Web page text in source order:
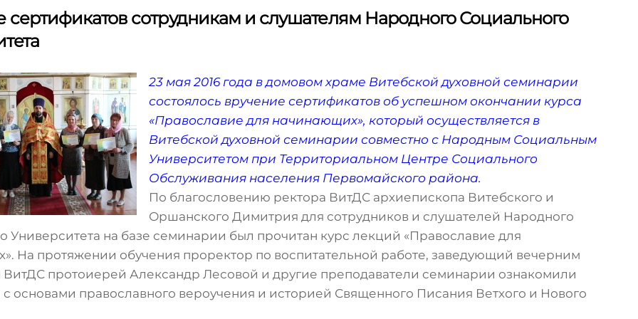
сертификатов сотрудникам и слушателям Народного Социального
23 мая 2016 года в домовом храме Витебской духовной семинарии
состоялось вручение сертификатов об успешном окончании курса
«Православие для начинающих», который осуществляется в
Витебской духовной семинарии совместно с Народным Социальным
Университетом при Территориальном Центре Социального
Обслуживания населения Первомайского района.
По благословению ректора ВитДС архиепископа Витебского и
Оршанского Димитрия для сотрудников и слушателей Народного
Университета на базе семинарии был прочитан курс лекций «Православие для
На протяжении обучения проректор по воспитательной работе, заведующий вечерним
ВитДС протоиерей Александр Лесовой и другие преподаватели семинарии ознакомили
основами православного вероучения и историей Священного Писания Ветхого и Нового